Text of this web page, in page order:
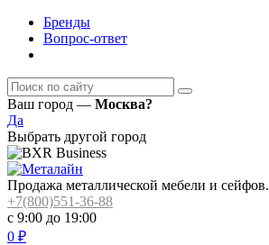
Бренды
Вопрос-ответ
Ваш город — Москва?
Да
Выбрать другой город
Продажа металлической мебели и сейфов.
+7(800)551-36-88
с 9:00 до 19:00
0 ₽